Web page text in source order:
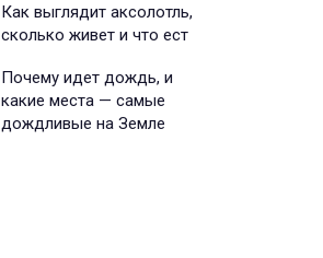
Как выглядит аксолотль,
сколько живет и что ест
Почему идет дождь, и
какие места — самые
дождливые на Земле